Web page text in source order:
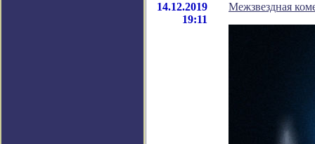
14.12.2019
19:11
Межзвездная